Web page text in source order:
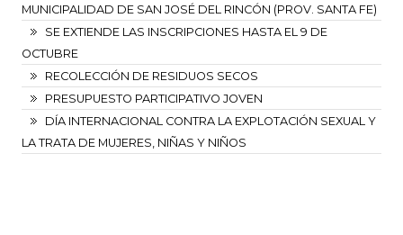
MUNICIPALIDAD DE SAN JOSÉ DEL RINCÓN (PROV. SANTA FE)
SE EXTIENDE LAS INSCRIPCIONES HASTA EL 9 DE
OCTUBRE
RECOLECCIÓN DE RESIDUOS SECOS
PRESUPUESTO PARTICIPATIVO JOVEN
DÍA INTERNACIONAL CONTRA LA EXPLOTACIÓN SEXUAL Y
LA TRATA DE MUJERES, NIÑAS Y NIÑOS